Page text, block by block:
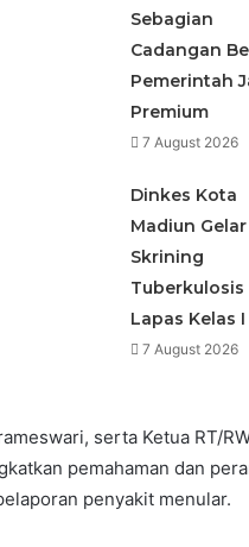
Sebagian
Cadangan
Pemerintah
Premium
7 August 2026
Dinkes Kota
Madiun Gelar
Skrining
Tuberkulosis
Lapas Kelas I
7 August 2026
serta Ketua RT/
pemahaman dan
penyakit menular.